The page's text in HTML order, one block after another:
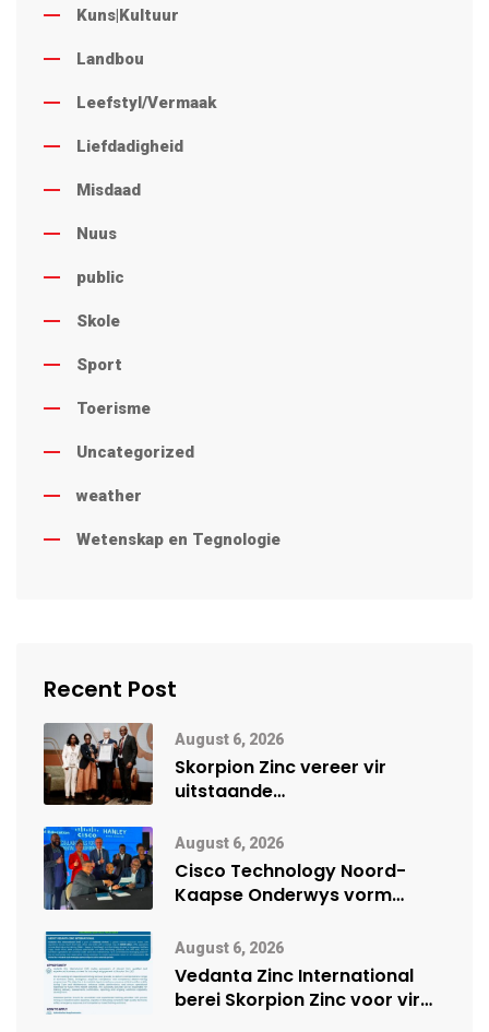
Kuns|Kultuur
Landbou
Leefstyl/Vermaak
Liefdadigheid
Misdaad
Nuus
public
Skole
Sport
Toerisme
Uncategorized
weather
Wetenskap en Tegnologie
Recent Post
August 6, 2026
Skorpion Zinc vereer vir
uitstaande
Namibië Mynbou Ekspo
August 6, 2026
Cisco Technology Noord-
Kaapse Onderwys vorm
vennootskap
August 6, 2026
Vedanta Zinc International
berei Skorpion Zinc voor vir